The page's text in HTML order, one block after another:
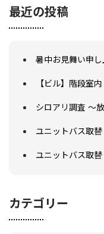
最近の投稿
暑中お見舞い申
【ビル】階段室
シロアリ調査 ～
ユニットバス取
ユニットバス取
カテゴリー